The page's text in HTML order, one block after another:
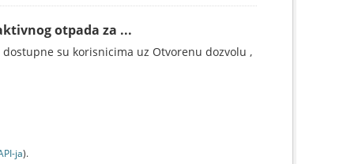
otpada za ...
su korisnicima uz Otvorenu dozvolu ,
jа).